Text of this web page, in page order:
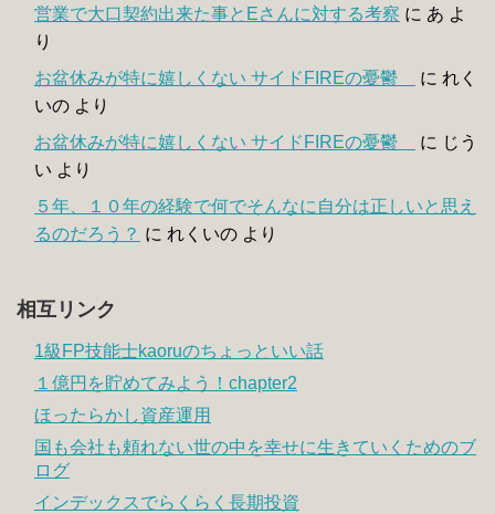
営業で大口契約出来た事とEさんに対する考察 に あ よ
り
お盆休みが特に嬉しくない サイドFIREの憂鬱
に れく
いの より
お盆休みが特に嬉しくない サイドFIREの憂鬱
に じう
い より
５年、１０年の経験で何でそんなに自分は正しいと思え
るのだろう？ に れくいの より
相互リンク
1級FP技能士kaoruのちょっといい話
１億円を貯めてみよう！chapter2
ほったらかし資産運用
国も会社も頼れない世の中を幸せに生きていくためのブ
ログ
インデックスでらくらく長期投資